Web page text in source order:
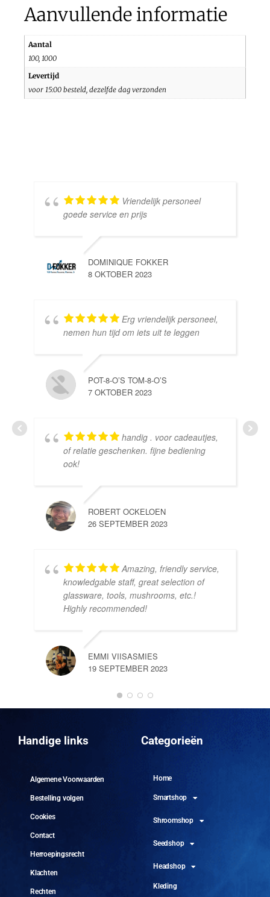
Aanvullende informatie
Aantal
100, 1000
Levertijd
voor 15:00 besteld, dezelfde dag verzonden
Vriendelijk personeel
goede service en prijs
DOMINIQUE FOKKER
8 OKTOBER 2023
Erg vriendelijk personeel,
nemen hun tijd om iets uit te leggen
POT-8-O’S TOM-8-O’S
7 OKTOBER 2023
handig . voor cadeautjes,
of relatie geschenken. fijne bediening
ook!
ROBERT OCKELOEN
26 SEPTEMBER 2023
Amazing, friendly service,
knowledgable staff, great selection of
glassware, tools, mushrooms, etc.!
Highly recommended!
EMMI VIISASMIES
19 SEPTEMBER 2023
Handige links
Algemene Voorwaarden
Bestelling volgen
Cookies
Contact
Herroepingsrecht
Klachten
Rechten
Categorieën
Home
Smartshop
Shroomshop
Seedshop
Headshop
Kleding